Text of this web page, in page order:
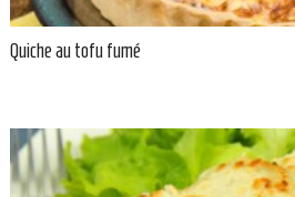
Quiche au tofu fumé